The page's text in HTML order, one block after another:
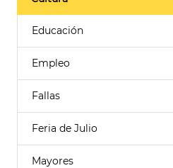
Educación
Empleo
Fallas
Feria de Julio
Mayores